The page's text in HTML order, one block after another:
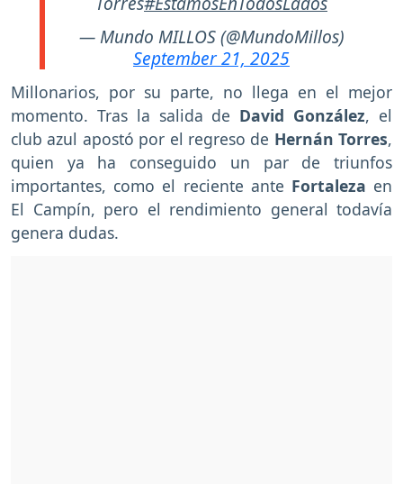
— Mundo MILLOS (@MundoMillos)
September 21, 2025
Millonarios, por su parte, no llega en el mejor
momento. Tras la salida de David González, el
club azul apostó por el regreso de Hernán Torres,
quien ya ha conseguido un par de triunfos
importantes, como el reciente ante Fortaleza en
El Campín, pero el rendimiento general todavía
genera dudas.